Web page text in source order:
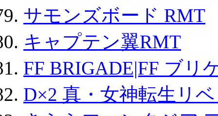
サモンズボード RMT
キャプテン翼RMT
FF BRIGADE|FF ブリ
D×2 真・女神転生リ